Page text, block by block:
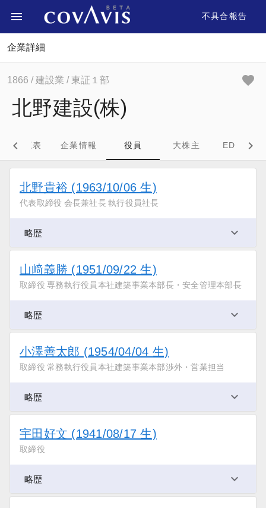
不具合報告
企業詳細
1866 / 建設業 / 東証１部
北野建設(株)
財務三表 企業情報 役員 大株主 EDINET
北野貴裕 (1963/10/06 生)
代表取締役 会長兼社長 執行役員社長
略歴
山﨑義勝 (1951/09/22 生)
取締役 専務執行役員本社建築事業本部長・安全管理本部長
略歴
小澤善太郎 (1954/04/04 生)
取締役 常務執行役員本社建築事業本部渉外・営業担当
略歴
宇田好文 (1941/08/17 生)
取締役
略歴